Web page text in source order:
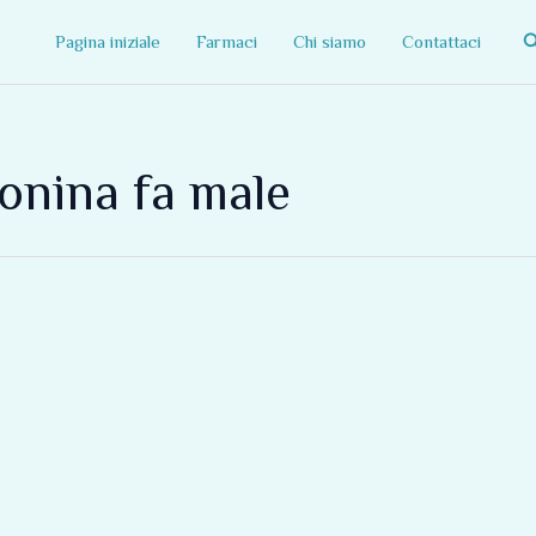
Pagina iniziale Farmaci Chi siamo Contattaci
fa male